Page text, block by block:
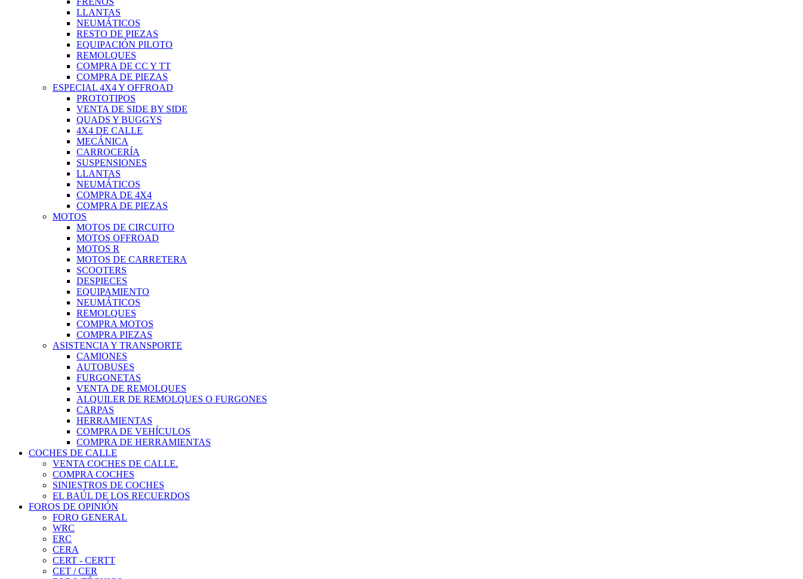
LLANTAS
NEUMÁTICOS
RESTO DE PIEZAS
EQUIPACIÓN PILOTO
REMOLQUES
COMPRA DE CC Y TT
COMPRA DE PIEZAS
ESPECIAL 4X4 Y OFFROAD
PROTOTIPOS
VENTA DE SIDE BY SIDE
QUADS Y BUGGYS
4X4 DE CALLE
MECÁNICA
CARROCERÍA
SUSPENSIONES
LLANTAS
NEUMÁTICOS
COMPRA DE 4X4
COMPRA DE PIEZAS
MOTOS
MOTOS DE CIRCUITO
MOTOS OFFROAD
MOTOS R
MOTOS DE CARRETERA
SCOOTERS
DESPIECES
EQUIPAMIENTO
NEUMÁTICOS
REMOLQUES
COMPRA MOTOS
COMPRA PIEZAS
ASISTENCIA Y TRANSPORTE
CAMIONES
AUTOBUSES
FURGONETAS
VENTA DE REMOLQUES
ALQUILER DE REMOLQUES O FURGONES
CARPAS
HERRAMIENTAS
COMPRA DE VEHÍCULOS
COMPRA DE HERRAMIENTAS
COCHES DE CALLE
VENTA COCHES DE CALLE.
COMPRA COCHES
SINIESTROS DE COCHES
EL BAÚL DE LOS RECUERDOS
FOROS DE OPINIÓN
FORO GENERAL
WRC
ERC
CERA
CERT - CERTT
CET / CER